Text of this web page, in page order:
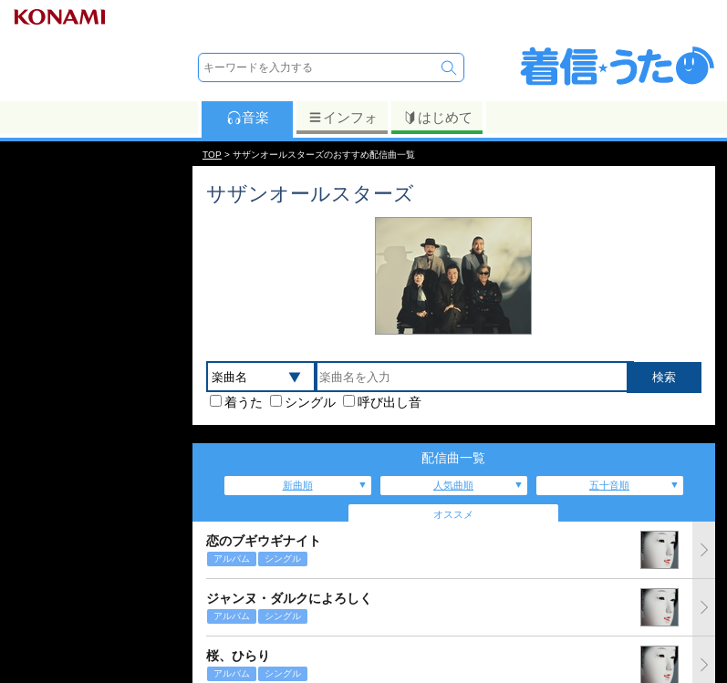
音楽 インフォ はじめて
TOP > サザンオールスターズのおすすめ配信曲一覧
サザンオールスターズ
着うた シングル 呼び出し音
配信曲一覧
新曲順 人気曲順 五十音順
オススメ
恋のブギウギナイト
アルバム シングル
ジャンヌ・ダルクによろしく
アルバム シングル
桜、ひらり
アルバム シングル